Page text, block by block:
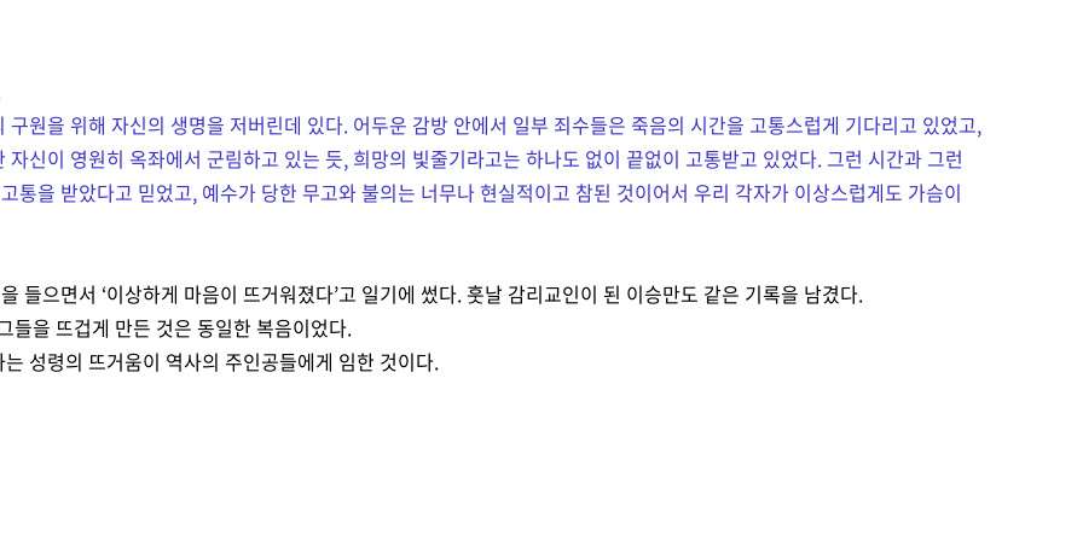
원을 위해 자신의 생명을 저버린데 있다. 어두운 감방 안에서 일부 죄수들은 죽음의 시간을 고통스럽게 기다리고 있었고,
신이 영원히 옥좌에서 군림하고 있는 듯, 희망의 빛줄기라고는 하나도 없이 끝없이 고통받고 있었다. 그런 시간과 그런
통을 받았다고 믿었고, 예수가 당한 무고와 불의는 너무나 현실적이고 참된 것이어서 우리 각자가 이상스럽게도 가슴이
들으면서 ‘이상하게 마음이 뜨거워졌다’고 일기에 썼다. 훗날 감리교인이 된 이승만도 같은 기록을 남겼다.
들을 뜨겁게 만든 것은 동일한 복음이었다.
성령의 뜨거움이 역사의 주인공들에게 임한 것이다.